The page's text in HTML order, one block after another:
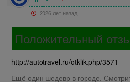
2026 лет назад
Положительный
http://autotravel.ru/otklik.php/3571
Ещё один шедевр в городе.